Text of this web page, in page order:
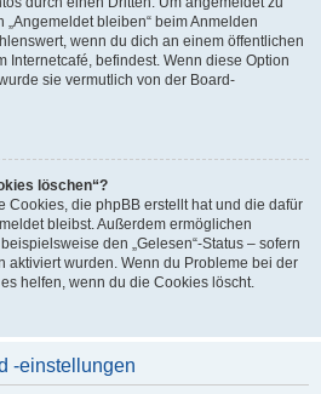
bleiben“ beim Anmelden
wenn du dich an einem öffentlichen
Internetcafé, befindest. Wenn diese Option
sie vermutlich von der Board-
löschen“?
Cookies, die phpBB erstellt hat und die dafür
bleibst. Außerdem ermöglichen
den „Gelesen“-Status – sofern
aktiviert wurden. Wenn du Probleme bei der
helfen, wenn du die Cookies löscht.
-einstellungen